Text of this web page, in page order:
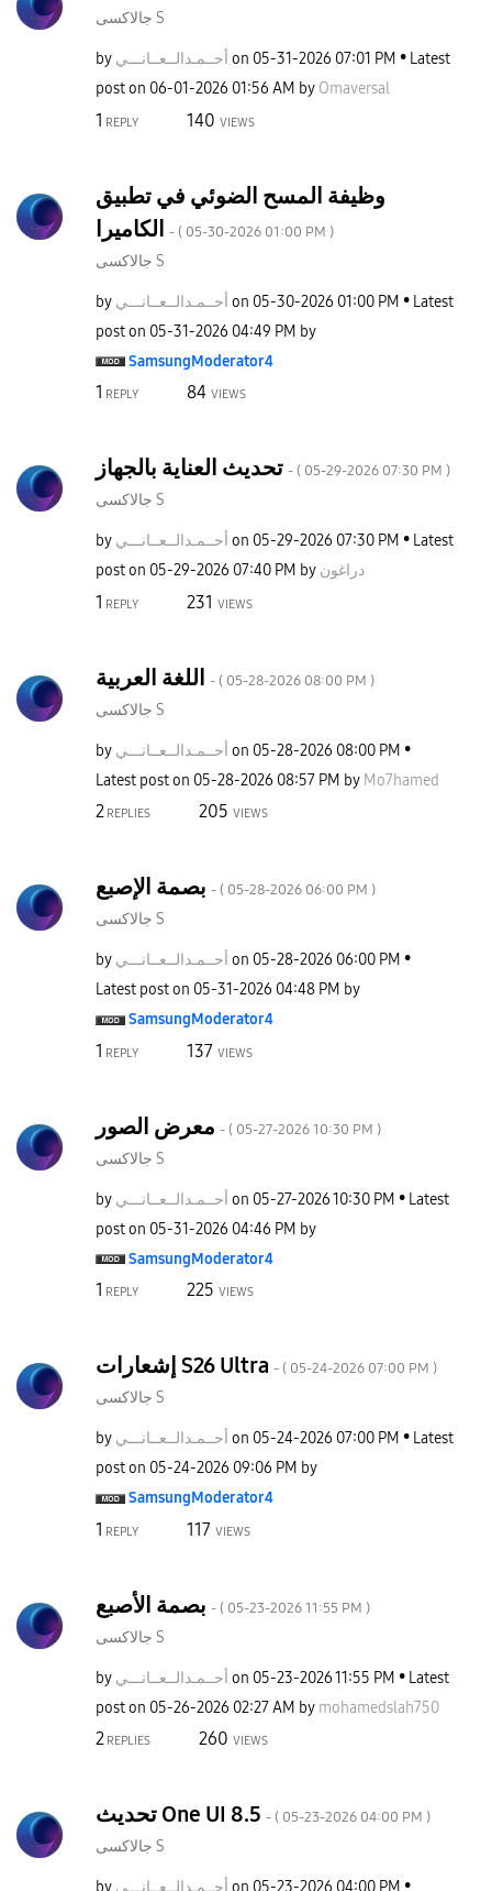
جالاكسى S
by أحــمـدالــعــانـــي on ‎05-31-2026 07:01 PM
Latest
post on ‎06-01-2026 01:56 AM by Omaversal
1 REPLY 140 VIEWS
وظيفة المسح الضوئي في تطبيق
- ( ‎05-30-2026 01:00 PM )
جالاكسى S
by أحــمـدالــعــانـــي on ‎05-30-2026 01:00 PM
Latest
post on ‎05-31-2026 04:49 PM by
SamsungModerator4
1 REPLY 84 VIEWS
تحديث العناية بالجهاز - ( ‎05-29-2026 07:30 PM )
جالاكسى S
by أحــمـدالــعــانـــي on ‎05-29-2026 07:30 PM
Latest
post on ‎05-29-2026 07:40 PM by دراغون
1 REPLY 231 VIEWS
- ( ‎05-28-2026 08:00 PM )
جالاكسى S
by أحــمـدالــعــانـــي on ‎05-28-2026 08:00 PM
Latest post on ‎05-28-2026 08:57 PM by Mo7hamed
2REPLIES 205 VIEWS
- ( ‎05-28-2026 06:00 PM )
جالاكسى S
by أحــمـدالــعــانـــي on ‎05-28-2026 06:00 PM
Latest post on ‎05-31-2026 04:48 PM by
SamsungModerator4
1 REPLY 137 VIEWS
- ( ‎05-27-2026 10:30 PM )
جالاكسى S
by أحــمـدالــعــانـــي on ‎05-27-202610:30 PM
Latest
post on ‎05-31-2026 04:46 PM by
SamsungModerator4
1 REPLY 225 VIEWS
إشعارات S26 Ultra - ( ‎05-24-2026 07:00 PM )
جالاكسى S
by أحــمـدالــعــانـــي on ‎05-24-2026 07:00 PM
Latest
post on ‎05-24-2026 09:06 PM by
SamsungModerator4
1 REPLY 117 VIEWS
- ( ‎05-23-2026 11:55 PM )
جالاكسى S
by أحــمـدالــعــانـــي on ‎05-23-202611:55 PM
Latest
post on ‎05-26-2026 02:27 AM by mohamedslah750
2REPLIES 260 VIEWS
تحديث One UI 8.5 - ( ‎05-23-2026 04:00 PM )
جالاكسى S
by أحــمـدالــعــانـــي on ‎05-23-2026 04:00 PM